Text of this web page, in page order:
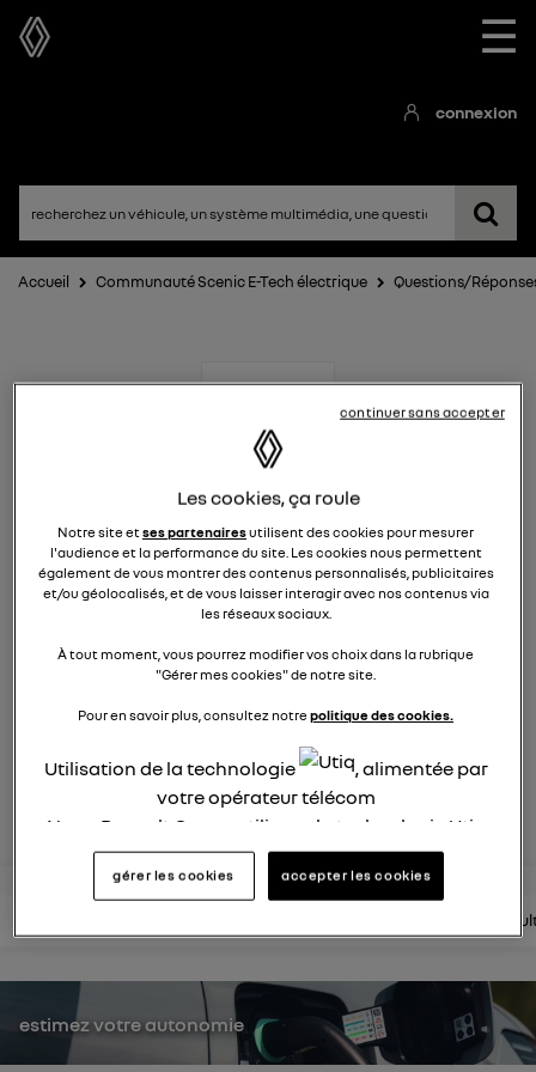
☰
connexion
Accueil Communauté Scenic E-Tech électrique Questions/
Scenic E-Tech électrique
électriques RENAULT
860membres
et le confort de toute la famille.
posez une question
rejoignez
estimez votre autonomie
Les cookies, ça roule
Notre site etses partenairesutilisent des cookies pour mesurer
l'audience et la performance du site. Les cookies nous permettent
également de vous montrer des contenus personnalisés, publicitaires
et/ou géolocalisés, et de vous laisser interagir avec nos contenus via
les réseaux sociaux.
À tout moment, vous pourrez modifier vos choix dans la rubrique
"Gérer mes cookies" de notre site.
Pour en savoir plus, consultez notrepolitique des cookies.
Utilisation de la technologie
, alimentée par
votre opérateur télécom
Nous, Renault Group, utilisons la technologie Utiq
pour nos activités digitales (telles que décrites
dans cette notice de consentement) et liées à
utilisez une connexion internet fournie parun
consentez sur chaque site).
La technologie Utiq a été conçue pour la
protection de vos données personnelles en vous
gérer les cookies accepter les cookies
continuer sans accepter